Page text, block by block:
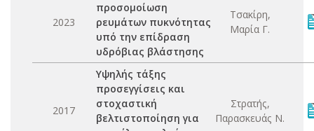
2023
προσομοίωση
ρευμάτων πυκνότητας
υπό την επίδραση
υδρόβιας βλάστησης
Τσακίρη,
Μαρία Γ.
2017
Υψηλής τάξης
προσεγγίσεις και
στοχαστική
βελτιστοποίηση για
Στρατής,
Παρασκευάς Ν.